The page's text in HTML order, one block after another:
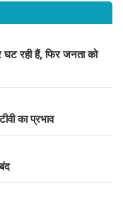
घट रही हैं, फिर जनता को
का प्रभाव